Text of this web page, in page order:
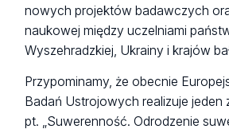
nowych projektów badawczych
naukowej między uczelniami
Wyszehradzkiej, Ukrainy i krajów
Przypominamy, że obecnie
Badań Ustrojowych realizuje jeden
pt. „Suwerenność. Odrodzenie